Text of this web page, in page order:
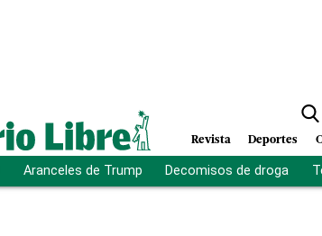
Revista Deportes
Aranceles de Trump Decomisos de droga